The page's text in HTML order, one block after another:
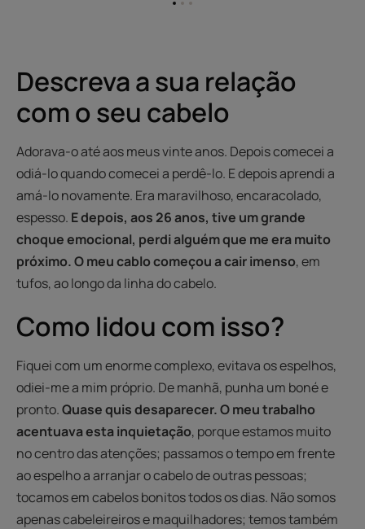
IrIrIr
Descreva a sua relação
com o seu cabelo
Adorava-o até aos meus vinte anos. Depois comecei a
odiá-lo quando comecei a perdê-lo. E depois aprendi a
amá-lo novamente. Era maravilhoso, encaracolado,
espesso. E depois, aos 26 anos, tive um grande
choque emocional, perdi alguém que me era muito
próximo. O meu cablo começou a cair imenso, em
tufos, ao longo da linha do cabelo.
Como lidou com isso?
Fiquei com um enorme complexo, evitava os espelhos,
odiei-me a mim próprio. De manhã, punha um boné e
pronto.Quase quis desaparecer. O meu trabalho
acentuava esta inquietação, porque estamos muito
no centro das atenções; passamos o tempo em frente
ao espelho a arranjar o cabelo de outras pessoas;
tocamos em cabelos bonitos todos os dias. Não somos
apenas cabeleireiros e maquilhadores; temos também